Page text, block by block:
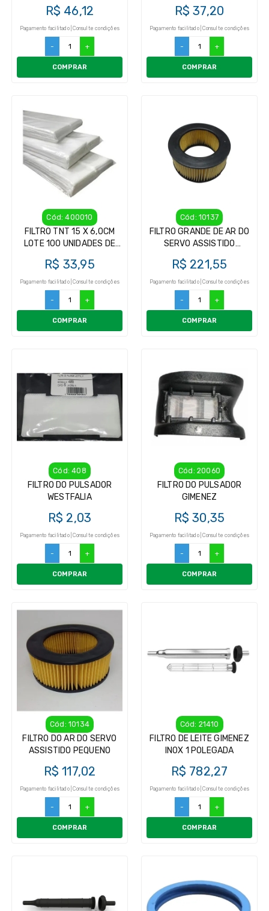
R$ 46,12
Pagamento facilitado | Consulte condições
- +
COMPRAR
R$ 37,20
Pagamento facilitado | Consulte condições
- +
COMPRAR
Cód: 400010
FILTRO TNT 15 X 6,0CM
LOTE 100 UNIDADES DE
R$ 33,95
Pagamento facilitado | Consulte condições
- +
COMPRAR
Cód: 10137
FILTRO GRANDE DE AR DO
SERVO ASSISTIDO
R$ 221,55
Pagamento facilitado | Consulte condições
- +
COMPRAR
Cód: 408
FILTRO DO PULSADOR
WESTFALIA
R$ 2,03
Pagamento facilitado | Consulte condições
- +
COMPRAR
Cód: 20060
FILTRO DO PULSADOR
GIMENEZ
R$ 30,35
Pagamento facilitado | Consulte condições
- +
COMPRAR
Cód: 10134
FILTRO DO AR DO SERVO
ASSISTIDO PEQUENO
R$ 117,02
Pagamento facilitado | Consulte condições
- +
COMPRAR
Cód: 21410
FILTRO DE LEITE GIMENEZ
INOX 1 POLEGADA
R$ 782,27
Pagamento facilitado | Consulte condições
- +
COMPRAR